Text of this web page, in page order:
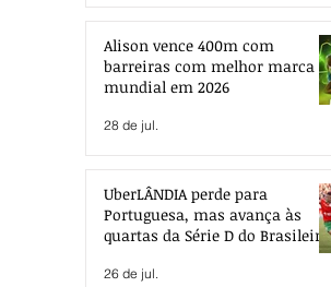
Alison vence 400m com
barreiras com melhor marca
mundial em 2026
28 de jul.
UberLÂNDIA perde para
Portuguesa, mas avança às
quartas da Série D do Brasileiro
26 de jul.